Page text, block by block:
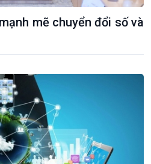
mẽ chuyển đổi số và